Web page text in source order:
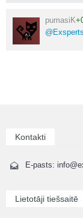
pumasiK
Kontakti
E-pasts:
Lietotāji tiešsaitē